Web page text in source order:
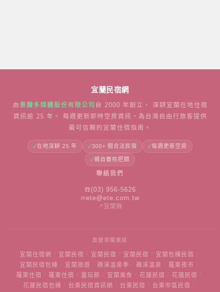
宜蘭民宿網
由 景騰多媒體股份有限公司 自 2000 年創立， 深耕宜蘭在地住宿
資訊逾 25 年。 每週更新即時空房資訊，為台灣自由行旅客提供
最可信賴的宜蘭住宿指南。
在地深耕 25 年 300+ 間合法民宿 每週更新空房
親自審核把關
聯絡我們
☎(03) 956-5626
✉ete@ete.com.tw
📍 宜蘭縣
旅遊相關連結
宜蘭住宿網 宜蘭民宿 宜蘭民宿 宜蘭民宿 宜蘭包棟民宿
宜蘭民宿包棟 宜蘭旅遊 礁溪溫泉季 礁溪溫泉 羅東夜市
羅東住宿 羅東住宿 童玩節 宜蘭美食 花蓮民宿 花蓮民宿
花蓮民宿包棟 台東民宿資訊網 台東民宿 台東市區民宿